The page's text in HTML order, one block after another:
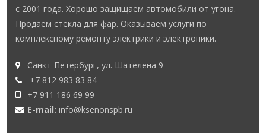
с 2001 года. Хорошо защищаем автомобили от угона.
Продаем стёкла для фар. Оказываем услуги по
комплексному ремонту электрики и электроники.
Санкт-Петербург, ул. Шателена 9
+7 812 983 83 84
+7 911 186 69 99
E-mail:info@ksenonspb.ru